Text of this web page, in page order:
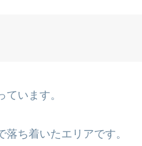
います。
ち着いたエリアです。